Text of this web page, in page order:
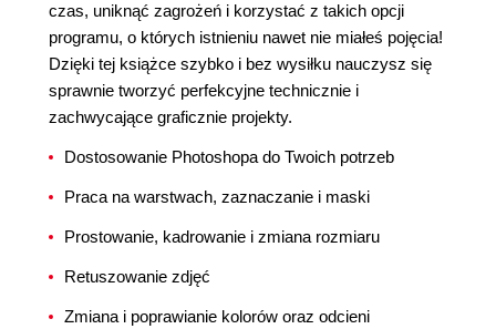
czas, uniknąć zagrożeń i korzystać z takich opcji
programu, o których istnieniu nawet nie miałeś pojęcia!
Dzięki tej książce szybko i bez wysiłku nauczysz się
sprawnie tworzyć perfekcyjne technicznie i
zachwycające graficznie projekty.
Dostosowanie Photoshopa do Twoich potrzeb
Praca na warstwach, zaznaczanie i maski
Prostowanie, kadrowanie i zmiana rozmiaru
Retuszowanie zdjęć
Zmiana i poprawianie kolorów oraz odcieni